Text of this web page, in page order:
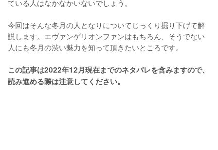
ている人はなかなかいないでしょう。
今回はそんな冬月の人となりについてじっくり掘り下げて解
説します。エヴァンゲリオンファンはもちろん、そうでない
人にも冬月の渋い魅力を知って頂きたいところです。
この記事は2022年12月現在までのネタバレを含みますので、
読み進める際は注意してください。